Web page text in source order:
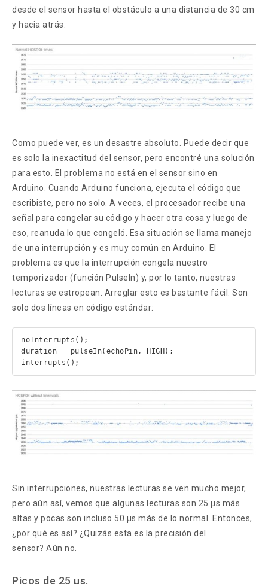
desde el sensor hasta el obstáculo a una distancia de 30 cm
y hacia atrás.
Como puede ver, es un desastre absoluto. Puede decir que
es solo la inexactitud del sensor, pero encontré una solución
para esto. El problema no está en el sensor sino en
Arduino. Cuando Arduino funciona, ejecuta el código que
escribiste, pero no solo. A veces, el procesador recibe una
señal para congelar su código y hacer otra cosa y luego de
eso, reanuda lo que congeló. Esa situación se llama manejo
de una interrupción y es muy común en Arduino. El
problema es que la interrupción congela nuestro
temporizador (función PulseIn) y, por lo tanto, nuestras
lecturas se estropean. Arreglar esto es bastante fácil. Son
solo dos líneas en código estándar:
noInterrupts();
duration = pulseIn(echoPin, HIGH);
interrupts();
Sin interrupciones, nuestras lecturas se ven mucho mejor,
pero aún así, vemos que algunas lecturas son 25 µs más
altas y pocas son incluso 50 µs más de lo normal. Entonces,
¿por qué es así? ¿Quizás esta es la precisión del
sensor? Aún no.
Picos de 25 µs.